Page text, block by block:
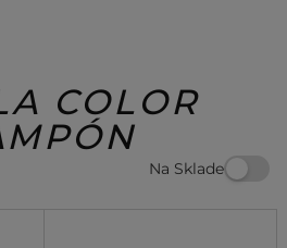
COLOR
Na Sklade